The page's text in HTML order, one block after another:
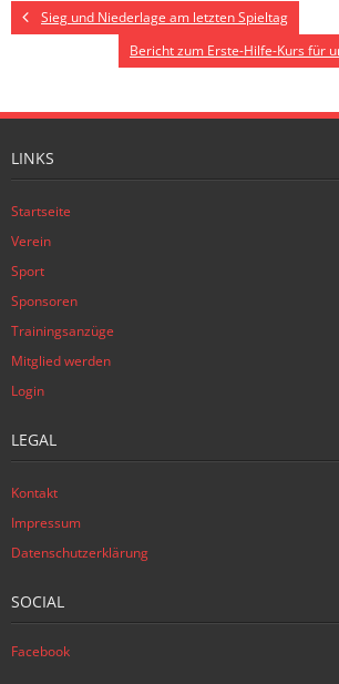
Sieg und Niederlage am letzten Spieltag
Bericht zum Erste-Hilfe-Kurs für
LINKS
Startseite
Verein
Sport
Sponsoren
Trainingsanzüge
Mitglied werden
Login
LEGAL
Kontakt
Impressum
Datenschutzerklärung
SOCIAL
Facebook